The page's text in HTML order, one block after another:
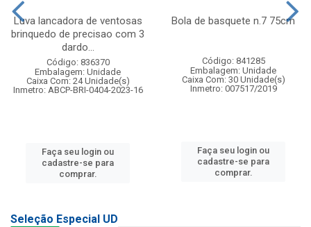
Luva lancadora de ventosas
brinquedo de precisao com 3
dardo...
Código: 836370
Embalagem: Unidade
Caixa Com: 24 Unidade(s)
Inmetro: ABCP-BRI-0404-2023-16
Faça seu login ou
cadastre-se para
comprar.
Bola de basquete n.7 75cm
Código: 841285
Embalagem: Unidade
Caixa Com: 30 Unidade(s)
Inmetro: 007517/2019
Faça seu login ou
cadastre-se para
comprar.
Seleção Especial UD